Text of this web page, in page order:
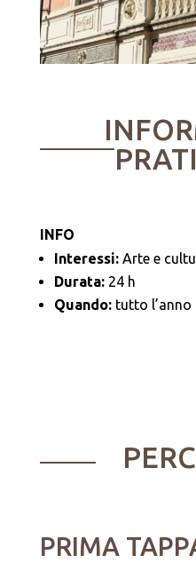
INFO
Interessi: Arte e
Durata:24 h
Quando:tutto l’anno
PRIMA